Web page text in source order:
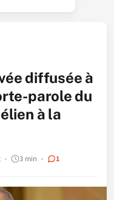
diffusée à
parole du
à la
3 min 1